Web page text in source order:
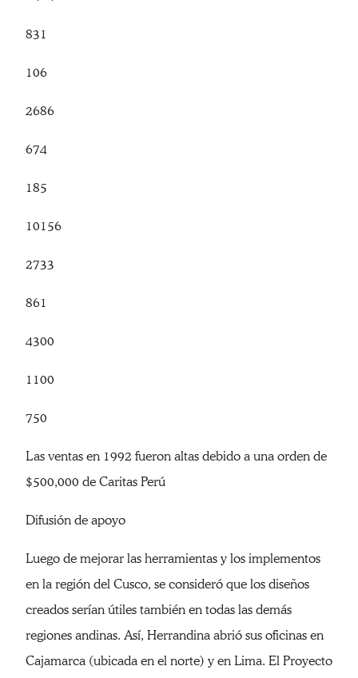
831
106
2686
674
185
10156
2733
861
4300
1100
750
Las ventas en 1992 fueron altas debido a una orden de
$500,000 de Caritas Perú
Difusión de apoyo
Luego de mejorar las herramientas y los implementos
en la región del Cusco, se consideró que los diseños
creados serían útiles también en todas las demás
regiones andinas. Así, Herrandina abrió sus oficinas en
Cajamarca (ubicada en el norte) y en Lima. El Proyecto